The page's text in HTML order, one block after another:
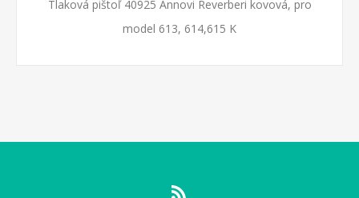
Tlaková pištoľ 40925 Annovi Reverberi kovová, pro
model 613, 614,615 K